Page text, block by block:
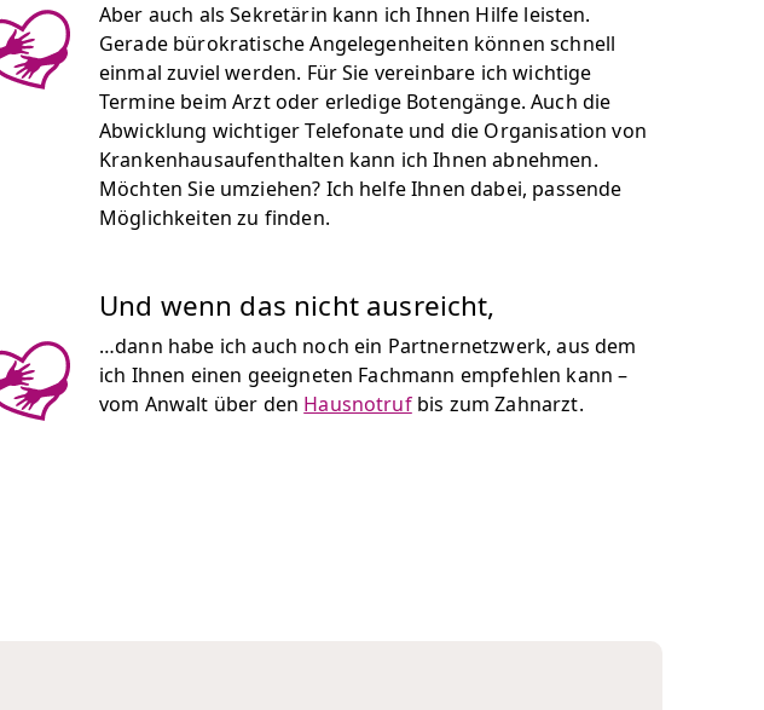
Aber auch als Sekretärin kann ich Ihnen Hilfe leisten.
Gerade bürokratische Angelegenheiten können schnell
einmal zuviel werden. Für Sie vereinbare ich wichtige
Termine beim Arzt oder erledige Botengänge. Auch die
Abwicklung wichtiger Telefonate und die Organisation von
Krankenhausaufenthalten kann ich Ihnen abnehmen.
Möchten Sie umziehen? Ich helfe Ihnen dabei, passende
Möglichkeiten zu finden.
Und wenn das nicht ausreicht,
…dann habe ich auch noch ein Partnernetzwerk, aus dem
ich Ihnen einen geeigneten Fachmann empfehlen kann –
vom Anwalt über den Hausnotrufbis zum Zahnarzt.